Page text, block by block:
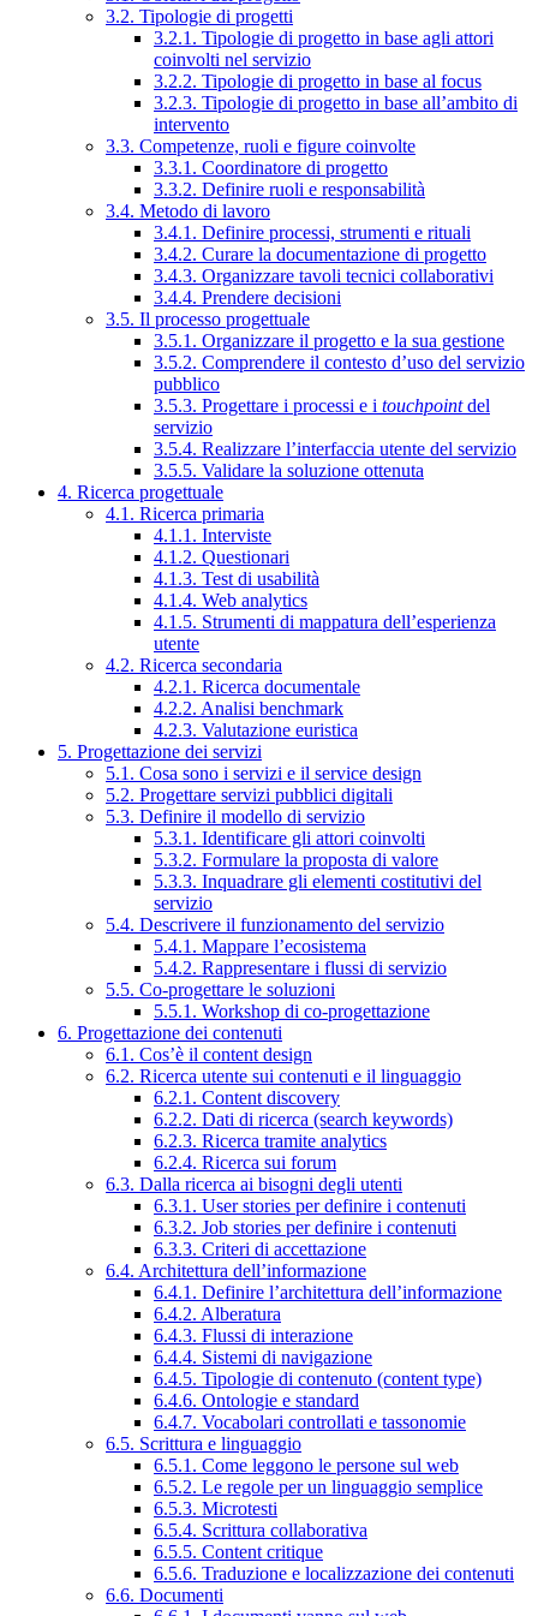
3.2. Tipologie di progetti
3.2.1. Tipologie di progetto in base agli attori
coinvolti nel servizio
3.2.2. Tipologie di progetto in base al focus
3.2.3. Tipologie di progetto in base all’ambito di
intervento
3.3. Competenze, ruoli e figure coinvolte
3.3.1. Coordinatore di progetto
3.3.2. Definire ruoli e responsabilità
3.4. Metodo di lavoro
3.4.1. Definire processi, strumenti e rituali
3.4.2. Curare la documentazione di progetto
3.4.3. Organizzare tavoli tecnici collaborativi
3.4.4. Prendere decisioni
3.5. Il processo progettuale
3.5.1. Organizzare il progetto e la sua gestione
3.5.2. Comprendere il contesto d’uso del servizio
pubblico
3.5.3. Progettare i processi e i touchpointdel
servizio
3.5.4. Realizzare l’interfaccia utente del servizio
3.5.5. Validare la soluzione ottenuta
4. Ricerca progettuale
4.1. Ricerca primaria
4.1.1. Interviste
4.1.2. Questionari
4.1.3. Test di usabilità
4.1.4. Web analytics
4.1.5. Strumenti di mappatura dell’esperienza
utente
4.2. Ricerca secondaria
4.2.1. Ricerca documentale
4.2.2. Analisi benchmark
4.2.3. Valutazione euristica
5. Progettazione dei servizi
5.1. Cosa sono i servizi e il service design
5.2. Progettare servizi pubblici digitali
5.3. Definire il modello di servizio
5.3.1. Identificare gli attori coinvolti
5.3.2. Formulare la proposta di valore
5.3.3. Inquadrare gli elementi costitutivi del
servizio
5.4. Descrivere il funzionamento del servizio
5.4.1. Mappare l’ecosistema
5.4.2. Rappresentare i flussi di servizio
5.5. Co-progettare le soluzioni
5.5.1. Workshop di co-progettazione
6. Progettazione dei contenuti
6.1. Cos’è il content design
6.2. Ricerca utente sui contenuti e il linguaggio
6.2.1. Content discovery
6.2.2. Dati di ricerca (search keywords)
6.2.3. Ricerca tramite analytics
6.2.4. Ricerca sui forum
6.3. Dalla ricerca ai bisogni degli utenti
6.3.1. User stories per definire i contenuti
6.3.2. Job stories per definire i contenuti
6.3.3. Criteri di accettazione
6.4. Architettura dell’informazione
6.4.1. Definire l’architettura dell’informazione
6.4.2. Alberatura
6.4.3. Flussi di interazione
6.4.4. Sistemi di navigazione
6.4.5. Tipologie di contenuto (content type)
6.4.6. Ontologie e standard
6.4.7. Vocabolari controllati e tassonomie
6.5. Scrittura e linguaggio
6.5.1. Come leggono le persone sul web
6.5.2. Le regole per un linguaggio semplice
6.5.3. Microtesti
6.5.4. Scrittura collaborativa
6.5.5. Content critique
6.5.6. Traduzione e localizzazione dei contenuti
6.6. Documenti